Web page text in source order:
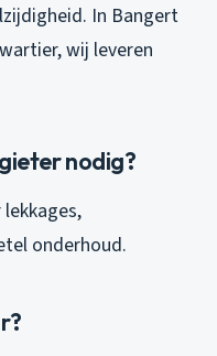
In Bangert
wij leveren
nodig?
onderhoud.